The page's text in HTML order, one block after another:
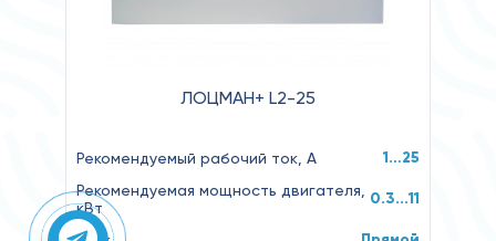
ЛОЦМАН+ L2-25
Рекомендуемый рабочий ток, А 1…25
Рекомендуемая мощность двигателя,
кВт
0.3...11